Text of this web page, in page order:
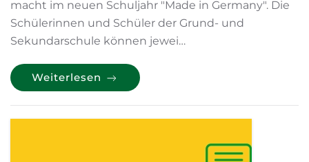
macht im neuen Schuljahr "Made in Germany". Die
Schülerinnen und Schüler der Grund- und
Sekundarschule können jewei…
Weiterlesen